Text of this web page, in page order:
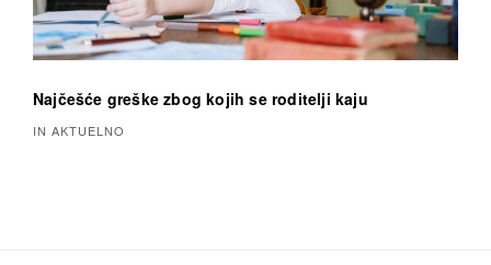
Najčešće greške zbog kojih se roditelji kaju
IN AKTUELNO